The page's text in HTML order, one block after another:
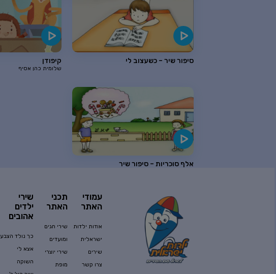
סיפור שיר – כשעצוב לי קיפודן
שלומית כהן אסיף
אלף סוכריות – סיפור שיר
עמודי
האתר
אודות ילדות
ישראלית
שירים
צרו קשר
תכני
האתר
שירי חגים
ומועדים
שירי יוצרי
מופת
שירי
ילדים
אהובים
כך נולד הצבע
אצא לי
השוקה